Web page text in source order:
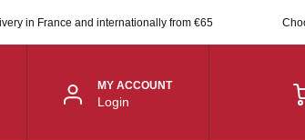
in France and internationally from €65
MY ACCOUNT
Login